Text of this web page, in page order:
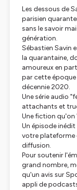
Les dessous de
parisien
sans le savoir
génération.
Sébastien Savin
la quarantaine,
amoureux en
par cette époque
décennie 2020.
Une série audio
attachants et
Une fiction qu'on
Un épisode
votre plateforme
diffusion.
Pour soutenir
grand nombre,
qu'un avis sur
appli de